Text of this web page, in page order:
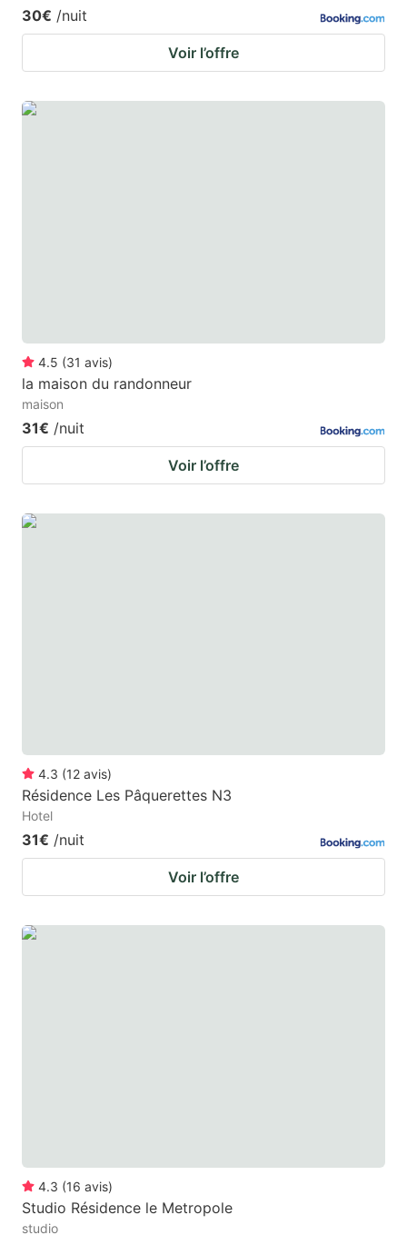
30€ /nuit
Voir l’offre
4.5 (31 avis)
la maison du randonneur
maison
31€ /nuit
Voir l’offre
4.3 (12 avis)
Résidence Les Pâquerettes N3
Hotel
31€ /nuit
Voir l’offre
4.3 (16 avis)
Studio Résidence le Metropole
studio